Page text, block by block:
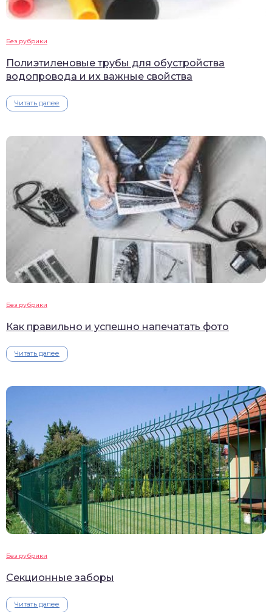
Без рубрики
Полиэтиленовые трубы для обустройства
водопровода и их важные свойства
Читать далее
Без рубрики
Как правильно и успешно напечатать фото
Читать далее
Без рубрики
Секционные заборы
Читать далее